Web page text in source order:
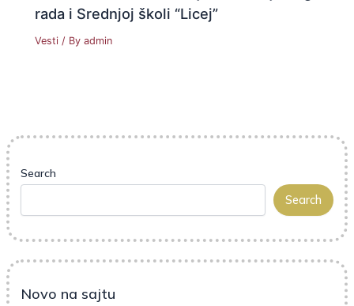
rada i Srednjoj školi “Licej”
Vesti / Byadmin
Search
Search
Novo na sajtu